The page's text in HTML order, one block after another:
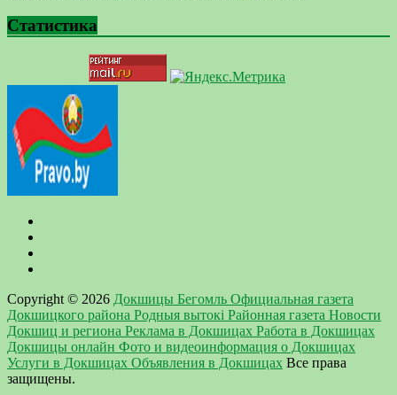
Статистика
Copyright © 2026 Докшицы Бегомль Официальная газета
Докшицкого района Родныя вытокi Районная газета Новости
Докшиц и региона Реклама в Докшицах Работа в Докшицах
Докшицы онлайн Фото и видеоинформация о Докшицах
Услуги в Докшицах Объявления в Докшицах Все права
защищены.